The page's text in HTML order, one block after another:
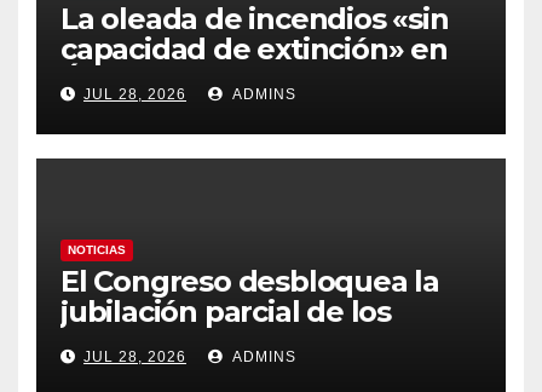
La oleada de incendios «sin
capacidad de extinción» en
Ávila y al oeste de Madrid
obliga a declarar la
emergencia nacional
JUL 28, 2026 ADMINS
NOTICIAS
El Congreso desbloquea la
jubilación parcial de los
trabajadores laborales del
sector público
JUL 28, 2026 ADMINS